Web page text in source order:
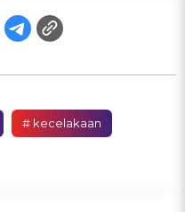
# kecelakaan